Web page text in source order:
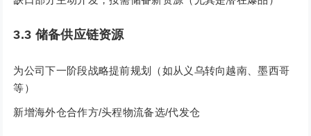
3.3 储备供应链资源
为公司下一阶段战略提前规划（如从义乌转向越南、墨西哥
等）
新增海外仓合作方/头程物流备选/代发仓